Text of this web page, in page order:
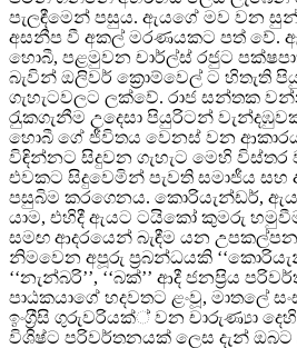
පැලඳීමෙන් පසුය. ඇයගේ මව වන
අසනීප වී අකල් මරණයකට පත් වේ.
හොබී, පළමුවන චාර්ල්ස් රජුට
බැවින් ඔලිවර් ක්රොම්වෙල් ට හිතැති
ගැහැටවලට ලක්වේ. රාජ සන්තක
රැුකගැනීම උදෙසා පියුරිටන්
හොබී ගේ ජීවිතය වෙනස් වන
විඳින්නට සිදුවන ගැහැට මෙහි
එවකට සිදුවෙමින් පැවති සමාජීය
පසුබිම කරගෙනය. කොරියැන්ඩර්,
යාම, එහිදී ඇයට ටයිකෝ කුමරු
සමඟ ආදරයෙන් බැඳීම යන
නිමවෙන අපූරු පරබන්ධයකි
‘‘නැන්බරි’’, ‘‘බක්’’ ආදී ජනපරිය
පාඨකයාගේ හදවතට ළංවූ, මාතලේ
ඉංගරීසි ගුරුවරියක්් වන චාරුණ් යා
විශිෂ්ට පරිවර්තනයක් ලෙස දැන් ඔබට